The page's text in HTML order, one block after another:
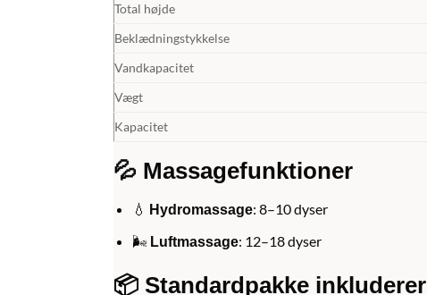
Total højde
Beklædningstykkelse
Vandkapacitet
Vægt
Kapacitet
💦 Massagefunktioner
💧 Hydromassage: 8–10 dyser
🌬️ Luftmassage: 12–18 dyser
📦 Standardpakke inkluderer